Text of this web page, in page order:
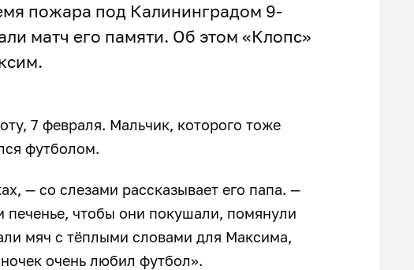
пожара под Калининградом 9-
матч его памяти. Об этом «Клопс»
7 февраля. Мальчик, которого тоже
футболом.
— со слезами рассказывает его папа. —
чтобы они покушали, помянули
мяч с тёплыми словами для Максима,
очень любил футбол».